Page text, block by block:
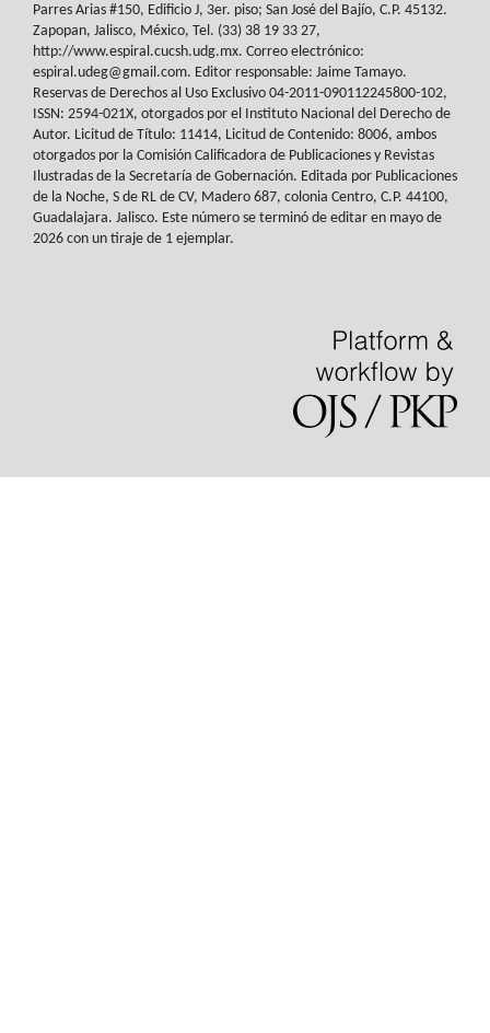
Parres Arias #150, Edificio J, 3er. piso; San José del Bajío, C.P. 45132.
Zapopan, Jalisco, México, Tel. (33) 38 19 33 27,
http://www.espiral.cucsh.udg.mx. Correo electrónico:
espiral.udeg@gmail.com. Editor responsable: Jaime Tamayo.
Reservas de Derechos al Uso Exclusivo 04-2011-090112245800-102,
ISSN: 2594-021X, otorgados por el Instituto Nacional del Derecho de
Autor. Licitud de Título: 11414, Licitud de Contenido: 8006, ambos
otorgados por la Comisión Calificadora de Publicaciones y Revistas
Ilustradas de la Secretaría de Gobernación. Editada por Publicaciones
de la Noche, S de RL de CV, Madero 687, colonia Centro, C.P. 44100,
Guadalajara. Jalisco. Este número se terminó de editar en mayo de
2026 con un tiraje de 1 ejemplar.